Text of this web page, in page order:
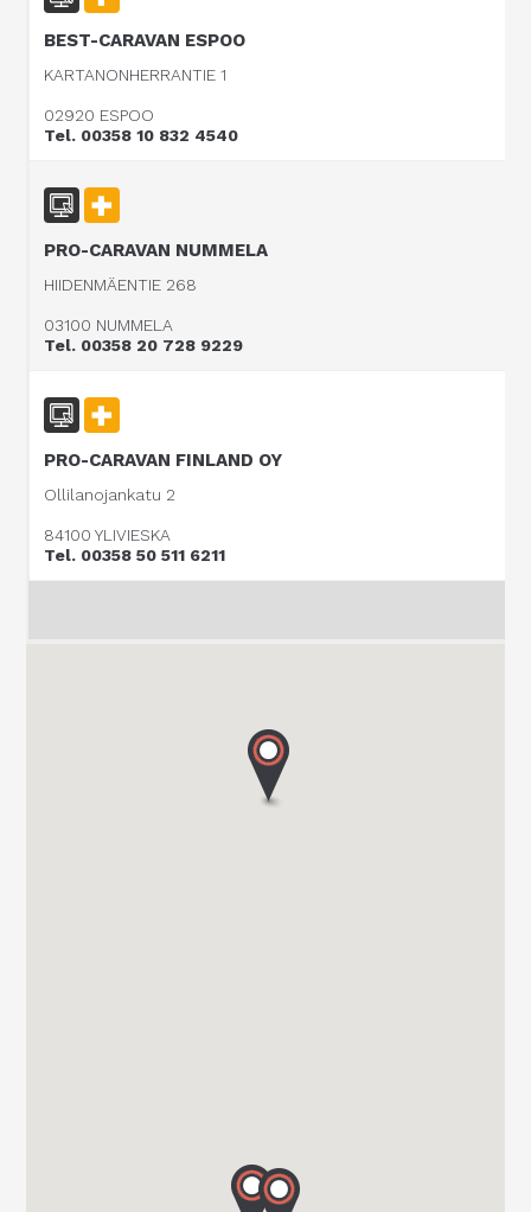
BEST-CARAVAN ESPOO
KARTANONHERRANTIE 1
02920 ESPOO
Tel. 00358 10 832 4540
PRO-CARAVAN NUMMELA
HIIDENMÄENTIE 268
03100 NUMMELA
Tel. 00358 20 728 9229
PRO-CARAVAN FINLAND OY
Ollilanojankatu 2
84100 YLIVIESKA
Tel. 00358 50 511 6211